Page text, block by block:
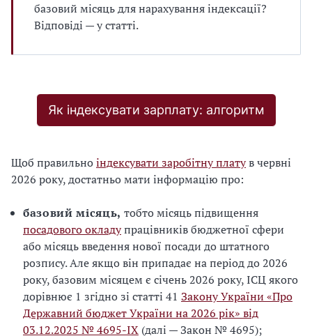
базовий місяць для нарахування індексації?
Відповіді — у статті.
Як індексувати зарплату: алгоритм
Щоб правильноіндексувати заробітну платув червні
2026 року, достатньо мати інформацію про:
базовий місяць, тобто місяць підвищення
посадового окладупрацівників бюджетної сфери
або місяць введення нової посади до штатного
розпису. Але якщо він припадає на період до 2026
року, базовим місяцем є січень 2026 року, ІСЦ якого
дорівнює 1 згідно зі статті 41 Закону України «Про
Державний бюджет України на 2026 рік» від
03.12.2025 № 4695-IX (далі — Закон № 4695);